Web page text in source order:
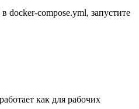
compose.yml, запустите
как для рабочих